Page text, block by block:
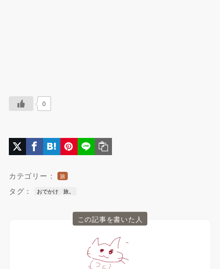
0
カテゴリー： 旅
タグ： おでかけ 旅。
この記事を書いた人